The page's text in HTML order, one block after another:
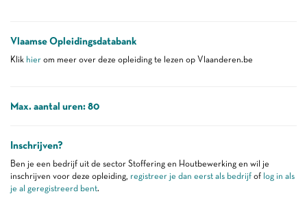
Vlaamse Opleidingsdatabank
Klik hier om meer over deze opleiding te lezen op Vlaanderen.be
Max. aantal uren: 80
Inschrijven?
Ben je een bedrijf uit de sector Stoffering en Houtbewerking en wil je
inschrijven voor deze opleiding, registreer je dan eerst als bedrijf of log in als
je al geregistreerd bent.